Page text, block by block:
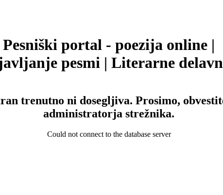
Pesniški portal - poezija online |
pesmi | Literarne
trenutno ni dosegljiva. Prosimo,
administratorja strežnika.
Could not connect to the database server